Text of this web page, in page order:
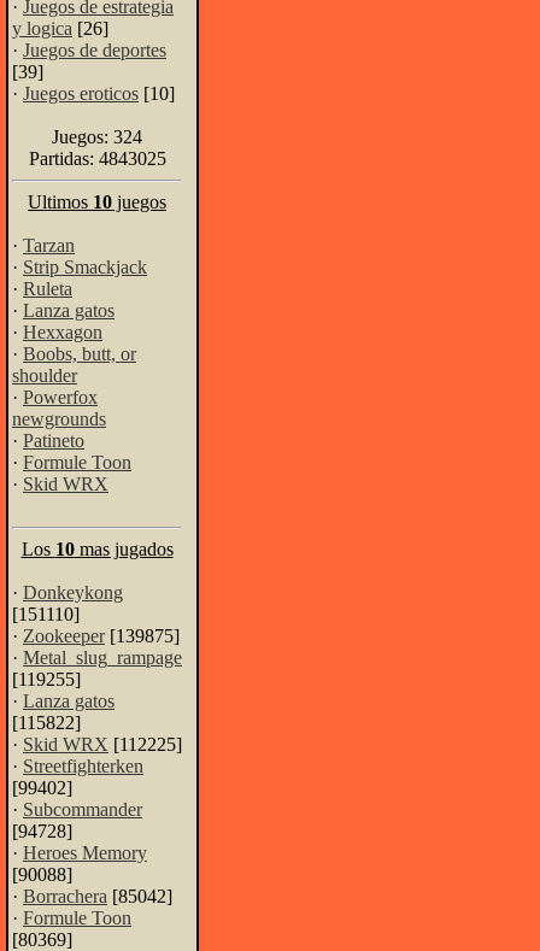
· Juegos de estrategia
y logica [26]
· Juegos de deportes
[39]
· Juegos eroticos [10]
Juegos: 324
Partidas: 4843025
Ultimos 10 juegos
· Tarzan
· Strip Smackjack
· Ruleta
· Lanza gatos
· Hexxagon
· Boobs, butt, or
shoulder
· Powerfox
newgrounds
· Patineto
· Formule Toon
· Skid WRX
Los 10mas jugados
· Donkeykong
[151110]
· Zookeeper[139875]
· Metal_slug_rampage
[119255]
· Lanza gatos
[115822]
· Skid WRX [112225]
· Streetfighterken
[99402]
· Subcommander
[94728]
· Heroes Memory
[90088]
· Borrachera [85042]
· Formule Toon
[80369]